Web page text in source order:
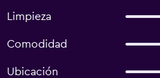
Limpieza
Comodidad
Ubicación